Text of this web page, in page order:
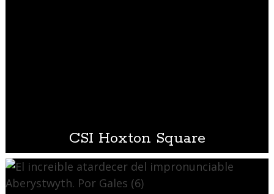
CSI Hoxton Square